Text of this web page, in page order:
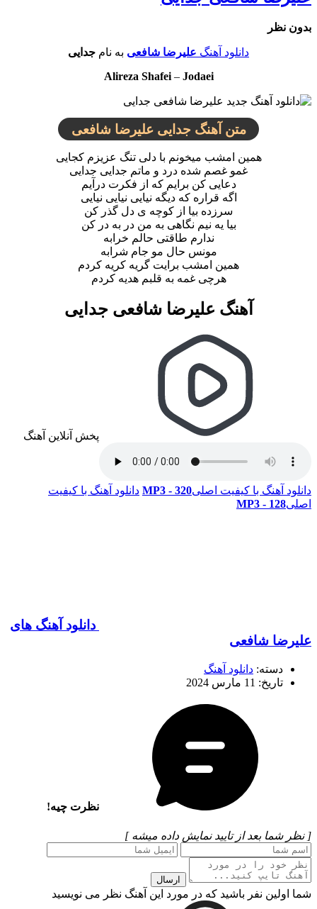
بدون نظر
دانلود آهنگ علیرضا شافعی به نام جدایی
Alireza Shafei– Jodaei
متن آهنگ جدایی علیرضا شافعی
همین امشب میخونم با دلی تنگ عزیزم کجایی
غمو غصم شده درد و ماتم جدایی جدایی
دعایی کن برایم که از فکرت درآیم
اگه قراره که دیگه نیایی نیایی نیایی
سرزده بیا از کوچه ی دل گذر کن
بیا یه نیم نگاهی به من در به در کن
ندارم طاقتی حالم خرابه
مونس حال مو جام شرابه
همین امشب برایت گریه کریه کردم
هرچی غمه به قلبم هدیه کردم
آهنگ علیرضا شافعی جدایی
پخش آنلاین آهنگ
دانلود آهنگ با کیفیت اصلی320 - MP3
دانلود آهنگ با کیفیت
اصلی128 - MP3
دانلود آهنگ های
علیرضا شافعی
دسته: دانلود آهنگ
تاریخ: 11 مارس 2024
نظرت چیه!
[ نظر شما بعد از تایید نمایش داده میشه ]
ارسال
شما اولین نفر باشید که در مورد این آهنگ نظر می نویسید